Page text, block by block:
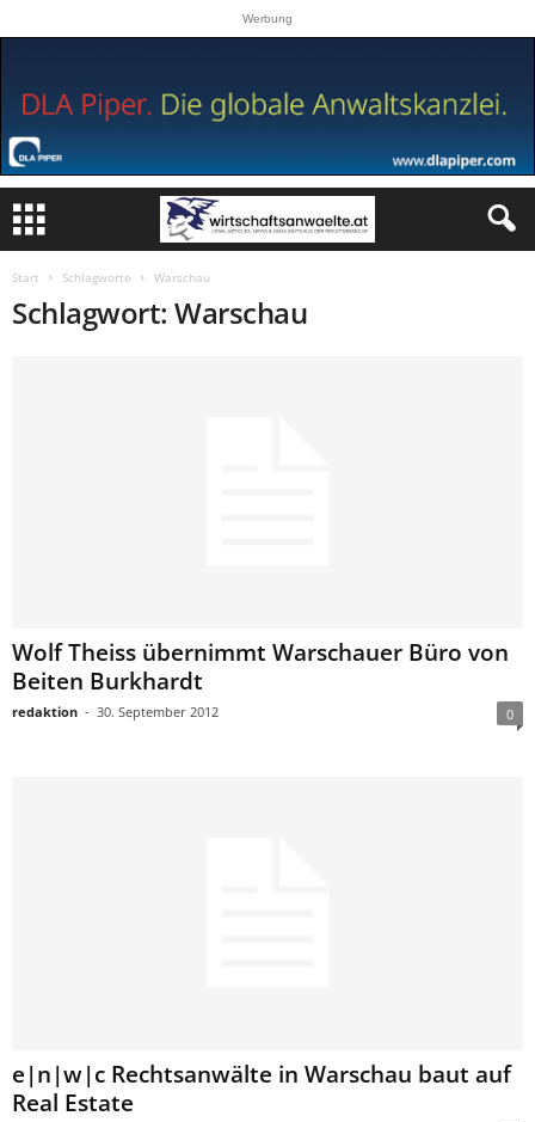
Werbung
Start Schlagworte Warschau
Schlagwort: Warschau
Wolf Theiss übernimmt Warschauer Büro von
Beiten Burkhardt
redaktion - 30. September 2012 0
e|n|w|c Rechtsanwälte in Warschau baut auf
Real Estate